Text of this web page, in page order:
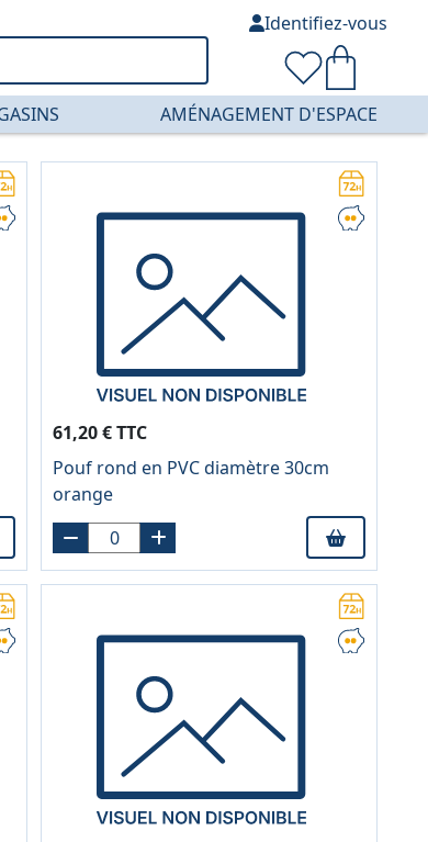
AMÉNAGEMENT D'ESPACE
Identifiez-vous
61,20 € TTC
Pouf rond en PVC diamètre 30cm
orange